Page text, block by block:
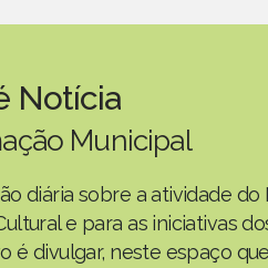
Notícia
Municipal
diária sobre a atividade
e para as iniciativas
é divulgar, neste espaço